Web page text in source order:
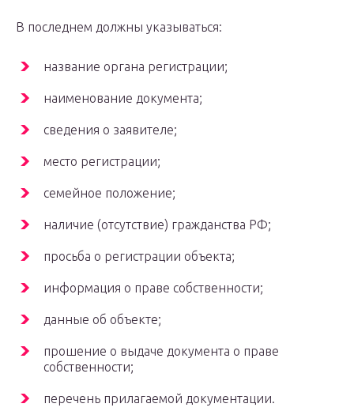
В последнем должны указываться:
название органа регистрации;
наименование документа;
сведения о заявителе;
место регистрации;
семейное положение;
наличие (отсутствие) гражданства РФ;
просьба о регистрации объекта;
информация о праве собственности;
данные об объекте;
прошение о выдаче документа о праве
собственности;
перечень прилагаемой документации.